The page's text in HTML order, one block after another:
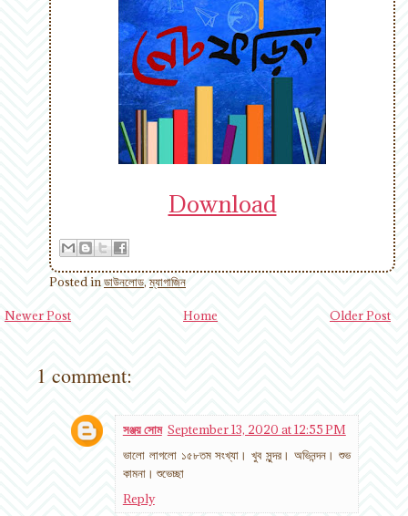
Download
Posted inডাউনলোড,ম্যাগাজিন
Newer Post Older Post
Home
1 comment:
সঞ্জয় সোম September 13, 2020 at 12:55 PM
ভালো লাগলো ১৫৮তম সংখ্যা। খুব সুন্দর। অভিনন্দন। শুভ
কামনা। শুভেচ্ছা
Reply